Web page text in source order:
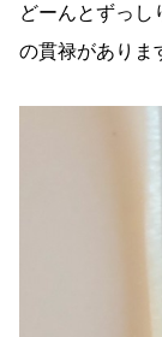
どーんとずっし
の貫禄がありま